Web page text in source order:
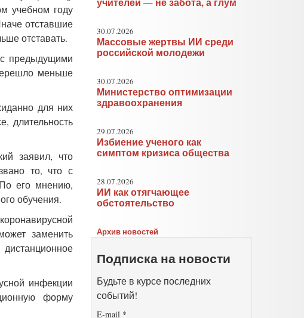
учебном году
отставшие
отставать.
с предыдущими
меньше
для них
длительность
заявил, что
то, что с
По его мнению,
обучения.
заменить
инфекции
форму
30.07.2026
Массовые жертвы ИИ среди
российской молодежи
30.07.2026
Министерство оптимизации
здравоохранения
29.07.2026
Избиение ученого как
симптом кризиса общества
28.07.2026
ИИ как отягчающее
обстоятельство
Архив новостей
Подписка на новости
Будьте в курсе последних
событий!
E-mail *